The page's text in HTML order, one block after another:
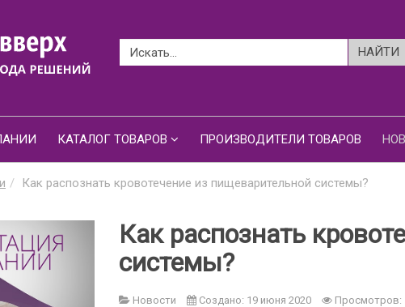
КАТАЛОГ ТОВАРОВ ПРОИЗВОДИТЕЛИ ТОВАРОВ
Как распознать кровотечение из пищеварительной системы?
Как распознать
системы?
Новости Создано: 19 июня 2020 Просмотров: